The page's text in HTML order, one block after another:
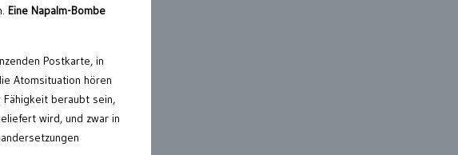
Eine Napalm-Bombe
Postkarte, in
Atomsituation hören
beraubt sein,
wird, und zwar in